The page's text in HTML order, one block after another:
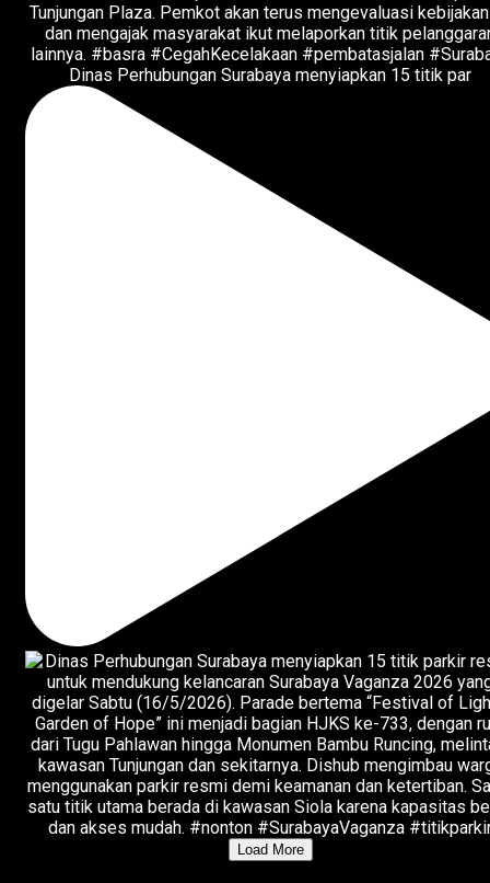
Dinas Perhubungan Surabaya menyiapkan 15 titik par
Load More